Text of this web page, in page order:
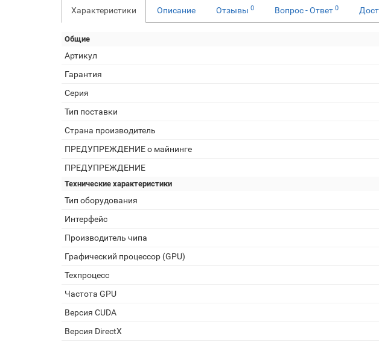
Характеристики Описание Отзывы 0 Вопрос - Ответ 0
Общие
Артикул
Гарантия
Серия
Тип поставки
Страна производитель
ПРЕДУПРЕЖДЕНИЕ о майнинге
ПРЕДУПРЕЖДЕНИЕ
Технические характеристики
Тип оборудования
Интерфейс
Производитель чипа
Графический процессор (GPU)
Техпроцесс
Частота GPU
Версия CUDA
Версия DirectX